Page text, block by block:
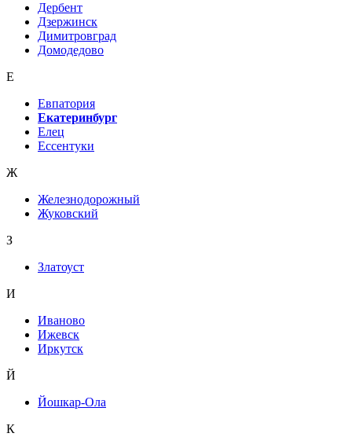
Дербент
Дзержинск
Димитровград
Домодедово
Е
Евпатория
Екатеринбург
Елец
Ессентуки
Ж
Железнодорожный
Жуковский
З
Златоуст
И
Иваново
Ижевск
Иркутск
Й
Йошкар-Ола
К